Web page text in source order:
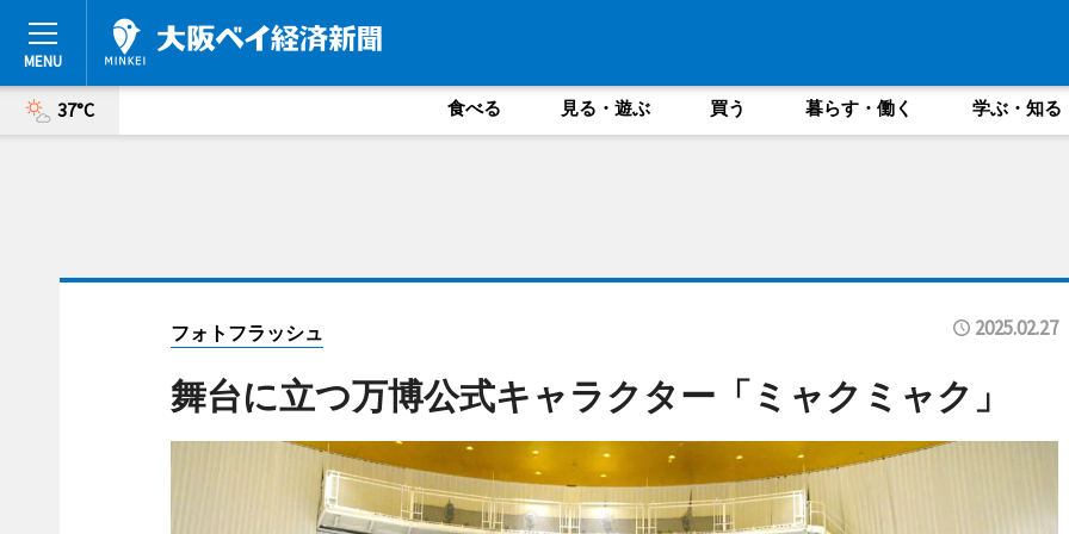
37°C 食べる 見る・遊ぶ 買う 暮らす・働く 学ぶ・知る
フォトフラッシュ 2025.02.27
舞台に立つ万博公式キャラクター「ミャクミャク」